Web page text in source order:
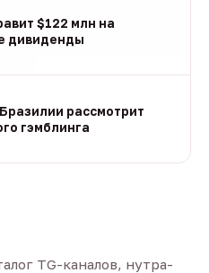
$122 млн на
дивиденды
рассмотрит
гэмблинга
TG-каналов, нутра-